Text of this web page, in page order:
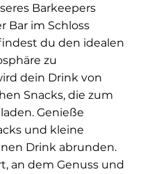
Barkeepers
Bar im Schloss
du den idealen
zu
dein Drink von
Snacks, die zum
Genieße
und kleine
Drink abrunden.
an dem Genuss und